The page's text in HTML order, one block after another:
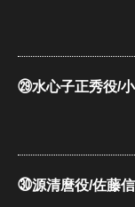
㉙水心子正秀役/
㉚源清麿役/佐藤